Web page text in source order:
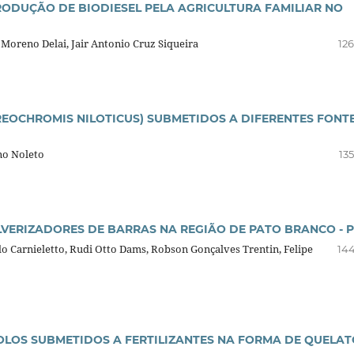
DE BIODIESEL PELA AGRICULTURA FAMILIAR NO
Delai, Jair Antonio Cruz Siqueira
NILOTICUS) SUBMETIDOS A DIFERENTES
Noleto
DE BARRAS NA REGIÃO DE PATO BRANCO -
Rudi Otto Dams, Robson Gonçalves Trentin, Felipe
SUBMETIDOS A FERTILIZANTES NA FORMA DE